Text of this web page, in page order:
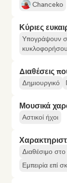
Chanceko
Κύριες
Υπογράψουν
Διαθέσεις
Δημιουργικό
Μουσικά
Αστικοί ήχοι
Διαθέσιμο
Εμπειρία επί